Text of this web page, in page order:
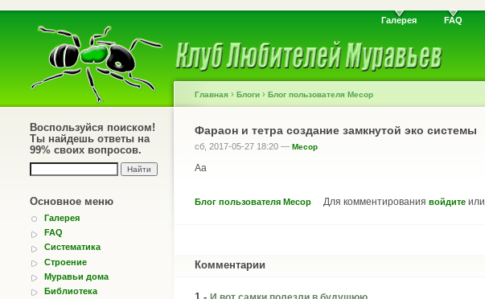
Галерея FAQ
Воспользуйся поиском!
Ты найдешь ответы на
99% своих вопросов.
Основное меню
Галерея
FAQ
Систематика
Строение
Муравьи дома
Библиотека
Главная › Блоги › Блог пользователя Месор
Фараон и тетра создание замкнутой эко системы
сб, 2017-05-27 18:20 — Месор
Аа
Блог пользователя Месор Для комментирования войдите или
Комментарии